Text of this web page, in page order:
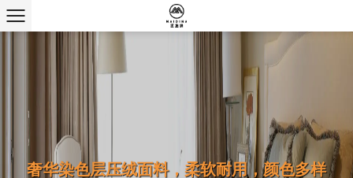
奢华染色层压绒面料，柔软耐用，颜色多样